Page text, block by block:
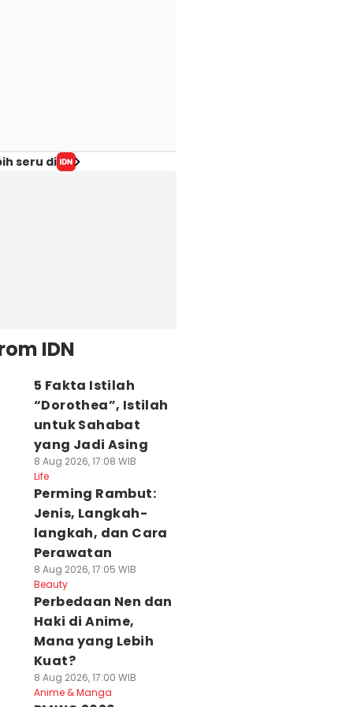
seru di
IDN
5 Fakta Istilah
“Dorothea”, Istilah
untuk Sahabat
yang Jadi Asing
8 Aug 2026, 17:08 WIB
Life
Perming Rambut:
Jenis, Langkah-
langkah, dan Cara
Perawatan
8 Aug 2026, 17:05 WIB
Beauty
Perbedaan Nen dan
Haki di Anime,
Mana yang Lebih
Kuat?
8 Aug 2026, 17:00 WIB
Anime & Manga